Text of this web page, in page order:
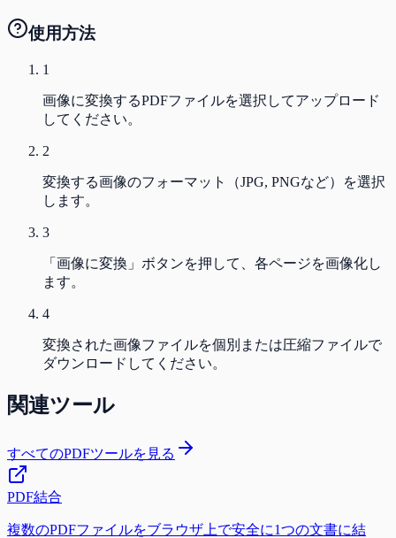
使用方法
1
画像に変換するPDFファイルを選択してアップロード
してください。
2
変換する画像のフォーマット（JPG, PNGなど）を選択
します。
3
「画像に変換」ボタンを押して、各ページを画像化し
ます。
4
変換された画像ファイルを個別または圧縮ファイルで
ダウンロードしてください。
関連ツール
すべてのPDFツールを見る
PDF結合
複数のPDFファイルをブラウザ上で安全に1つの文書に結